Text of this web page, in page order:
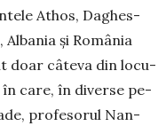
Athos, Da­ghes­
Albania și Ro­mânia
doar câteva din locu­
în care, în diverse pe­
pro­fesorul Nan­